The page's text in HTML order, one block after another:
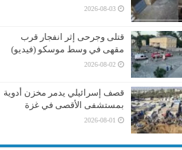
2026-08-03
قتلى وجرحى إثر انفجار قرب
مقهى في وسط موسكو (فيديو)
2026-08-02
قصف إسرائيلي يدمر مخزن أدوية
بمستشفى الأقصى في غزة
2026-08-01